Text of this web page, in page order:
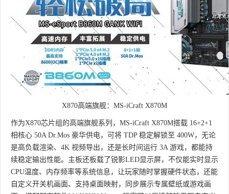
X870高端旗舰：MS-iCraft X870M
作为X870芯片组的高端旗舰系列，MS-iCraft X870M搭载 16+2+1
相核心 50A Dr.Mos 豪华供电，可将 TDP 稳定解锁至 400W，无论
是高负载渲染、4K 视频导出，还是长时间运行 3A 游戏，都能持
续稳定输出性能。主板还板载了锐影LED显示屏，不仅能实时显示
CPU温度、内存频率等系统信息，让玩家随时掌握硬件状态，还能
自定义开关机画面、支持桌面映射，同步展示专属壁纸或游戏画